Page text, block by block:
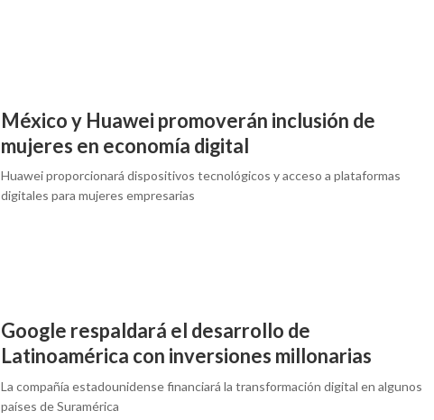
México y Huawei promoverán inclusión de
mujeres en economía digital
Huawei proporcionará dispositivos tecnológicos y acceso a plataformas
digitales para mujeres empresarias
Google respaldará el desarrollo de
Latinoamérica con inversiones millonarias
La compañía estadounidense financiará la transformación digital en algunos
países de Suramérica